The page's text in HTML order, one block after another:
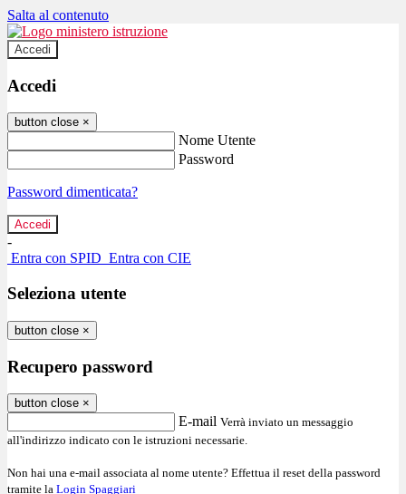
Salta al contenuto
Accedi
Accedi
button close ×
Nome Utente
Password
Password dimenticata?
-
Entra con SPID Entra con CIE
Seleziona utente
button close ×
Recupero password
button close ×
E-mail Verrà inviato un messaggio
all'indirizzo indicato con le istruzioni necessarie.
Non hai una e-mail associata al nome utente? Effettua il reset della password
tramite la Login Spaggiari